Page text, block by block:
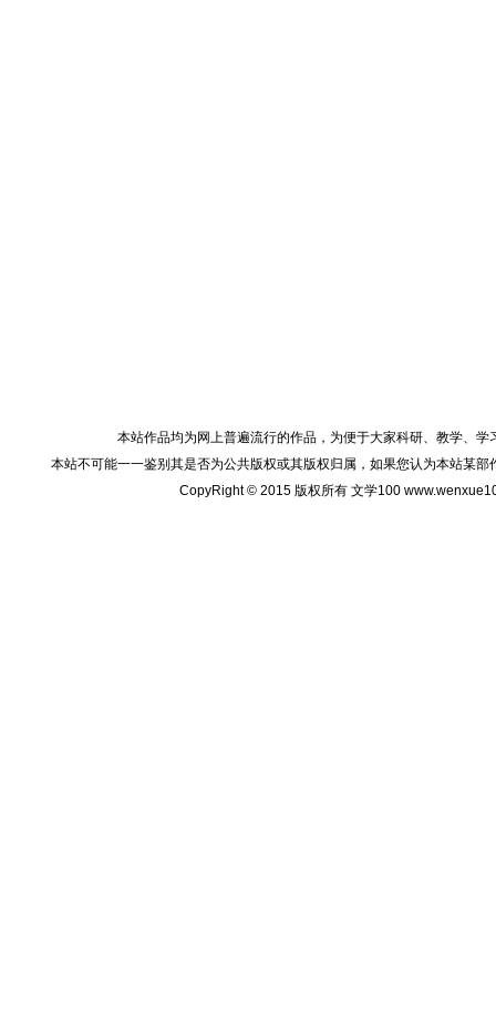
本站作品均为网上普遍流行的作品，为便于大家科研、教学、
本站不可能一一鉴别其是否为公共版权或其版权归属，如果您认为本站某
CopyRight © 2015 版权所有 文学100